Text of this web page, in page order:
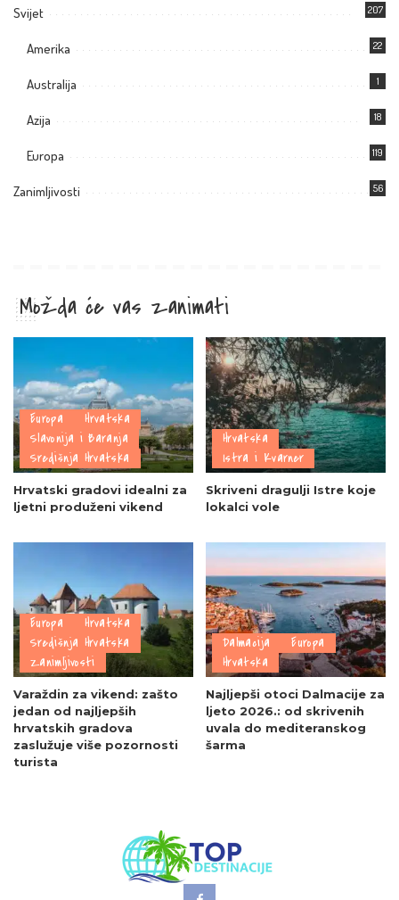
Svijet 207
Amerika 22
Australija 1
Azija 18
Europa 119
Zanimljivosti 56
Možda će vas zanimati
Europa
Hrvatska
Slavonija i Baranja
Središnja Hrvatska
Hrvatski gradovi idealni za
ljetni produženi vikend
Hrvatska
Istra i Kvarner
Skriveni dragulji Istre koje
lokalci vole
Europa
Hrvatska
Središnja Hrvatska
Zanimljivosti
Varaždin za vikend: zašto
jedan od najljepših
hrvatskih gradova
zaslužuje više pozornosti
turista
Dalmacija
Europa
Hrvatska
Najljepši otoci Dalmacije za
ljeto 2026.: od skrivenih
uvala do mediteranskog
šarma